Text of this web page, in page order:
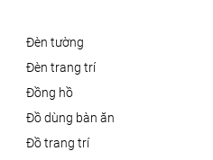
đèn tường
đèn trang trí
đồng hồ
đồ dùng bàn ăn
đồ trang trí